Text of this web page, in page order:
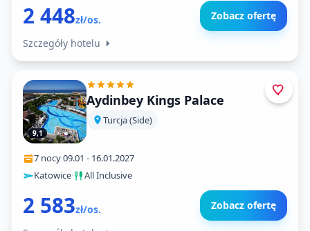
2 448zł/os. Zobacz ofertę
Szczegóły hotelu
9,1
Aydinbey Kings Palace
Turcja (Side)
7 nocy·09.01 - 16.01.2027
Katowice· All Inclusive
2 583zł/os. Zobacz ofertę